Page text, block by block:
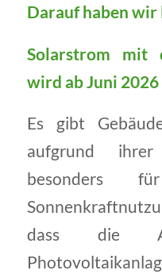
Darauf haben
Solarstrom mit
wird ab Juni
Es gibt
aufgrund
besonders
dass die